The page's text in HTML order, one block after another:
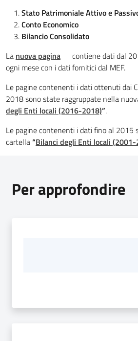
Stato Patrimoniale Attivo e
Conto Economico
Bilancio Consolidato
La nuova pagina
contiene dati dal
ogni mese con i dati fornitici dal MEF.
Le pagine contenenti i dati ottenuti dai
2018 sono state raggruppate nella
degli Enti locali (2016-2018)”.
Le pagine contenenti i dati fino al 2015
cartella“Bilanci degli Enti locali
Per approfondire